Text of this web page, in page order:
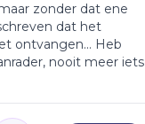
zonder dat ene
dat het
ontvangen... Heb
nooit meer iets